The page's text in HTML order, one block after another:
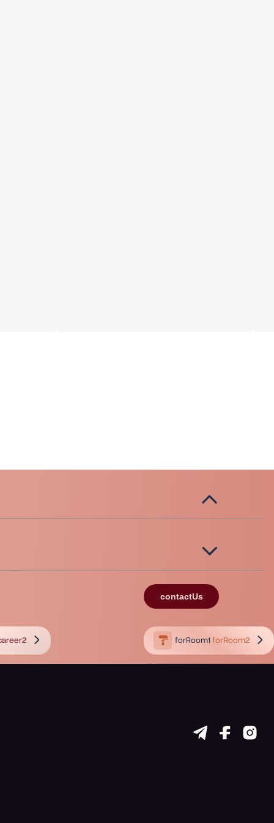
contactUs
forRoom1 forRoom2